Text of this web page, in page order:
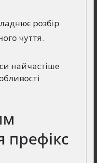
розбір
чуття.
найчастіше
префікс